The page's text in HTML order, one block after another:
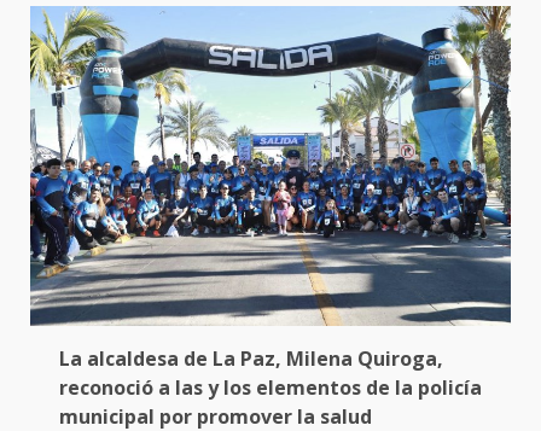
La alcaldesa de La Paz, Milena Quiroga,
reconoció a las y los elementos de la policía
municipal por promover la salud